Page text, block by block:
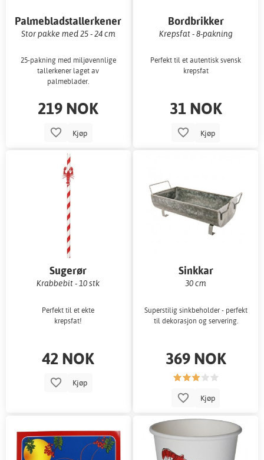
Palmebladstallerkener
Stor pakke med 25 - 24 cm
25-pakning med miljøvennlige
tallerkener laget av
palmeblader.
219 NOK
Kjøp
Bordbrikker
Krepsfat - 8-pakning
Perfekt til et autentisk svensk
krepsfat
31 NOK
Kjøp
Sugerør
Krabbebit - 10 stk
Perfekt til et ekte
krepsfat!
42 NOK
Kjøp
Sinkkar
30 cm
Superstilig sinkbeholder - perfekt
til dekorasjon og servering.
369 NOK
Kjøp